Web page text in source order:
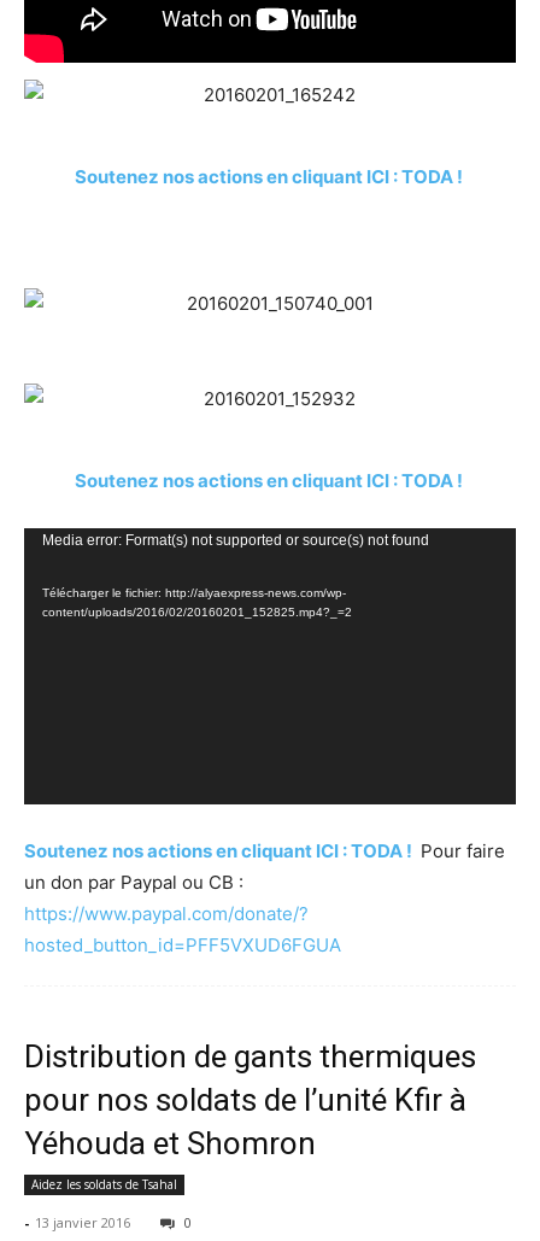
Soutenez nos actions en cliquant ICI : TODA !
Soutenez nos actions en cliquant ICI : TODA !
Lecteur
Media error: Format(s) not supported or source(s) not found
Télécharger le fichier: http://alyaexpress-news.com/wp-
content/uploads/2016/02/20160201_152825.mp4?_=2
Soutenez nos actions en cliquant ICI : TODA ! Pour faire
un don par Paypal ou CB :
https://www.paypal.com/donate/?
hosted_button_id=PFF5VXUD6FGUA
Distribution de gants thermiques
pour nos soldats de l’unité Kfir à
Yéhouda et Shomron
Aidez les soldats de Tsahal
- 13 janvier 2016 0